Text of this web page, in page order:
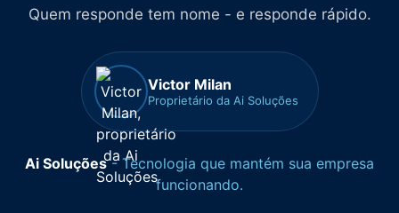
Quem responde tem nome - e responde rápido.
Victor Milan
Proprietário da Ai Soluções
Ai Soluções- Tecnologia que mantém sua empresa
funcionando.